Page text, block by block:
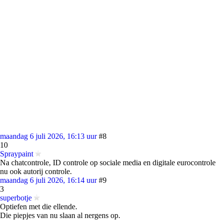
maandag 6 juli 2026, 16:13 uur #8
10
Spraypaint
Na chatcontrole, ID controle op sociale media en digitale eurocontrole
nu ook autorij controle.
maandag 6 juli 2026, 16:14 uur #9
3
superbotje
Optiefen met die ellende.
Die piepjes van nu slaan al nergens op.